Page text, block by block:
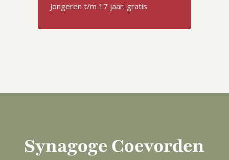
Jongeren t/m 17 jaar: gratis